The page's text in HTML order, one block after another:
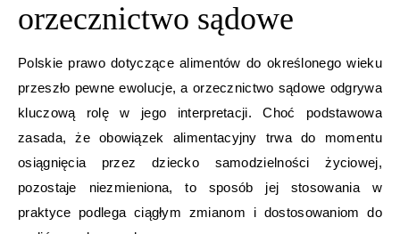
orzecznictwo sądowe
Polskie prawo dotyczące alimentów do określonego wieku
przeszło pewne ewolucje, a orzecznictwo sądowe odgrywa
kluczową rolę w jego interpretacji. Choć podstawowa
zasada, że obowiązek alimentacyjny trwa do momentu
osiągnięcia przez dziecko samodzielności życiowej,
pozostaje niezmieniona, to sposób jej stosowania w
praktyce podlega ciągłym zmianom i dostosowaniom do